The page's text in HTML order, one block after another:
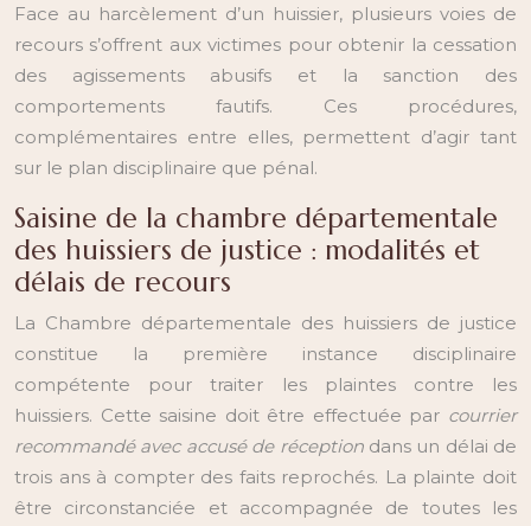
Face au harcèlement d’un huissier, plusieurs voies de
recours s’offrent aux victimes pour obtenir la cessation
des agissements abusifs et la sanction des
comportements fautifs. Ces procédures,
complémentaires entre elles, permettent d’agir tant
sur le plan disciplinaire que pénal.
Saisine de la chambre départementale
des huissiers de justice : modalités et
délais de recours
La Chambre départementale des huissiers de justice
constitue la première instance disciplinaire
compétente pour traiter les plaintes contre les
huissiers. Cette saisine doit être effectuée par courrier
recommandé avec accusé de réception dans un délai de
trois ans à compter des faits reprochés. La plainte doit
être circonstanciée et accompagnée de toutes les